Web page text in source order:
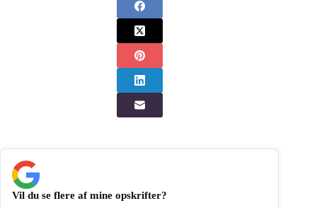
Vil du se flere af mine opskrifter?